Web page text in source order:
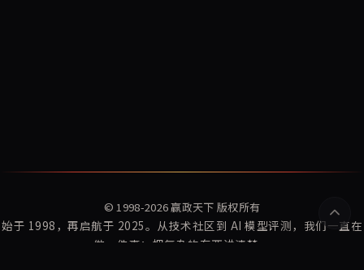
© 1998-2026赢政天下 版权所有
始于 1998，再启航于 2025。从技术社区到 AI 模型评测，我们一直在
做一件事：把复杂的东西讲清楚。